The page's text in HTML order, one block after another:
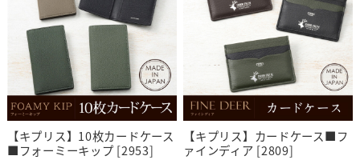
【キプリス】10枚カードケース
■フォーミーキップ [2953]
【キプリス】カードケース■フ
ァインディア [2809]